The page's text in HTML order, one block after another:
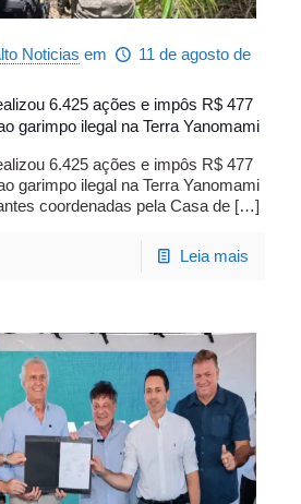
Noticias em
11 de agosto de
6.425 ações e impôs R$ 477
garimpo ilegal na Terra Yanomami
6.425 ações e impôs R$ 477
garimpo ilegal na Terra Yanomami
coordenadas pela Casa de […]
Leia mais